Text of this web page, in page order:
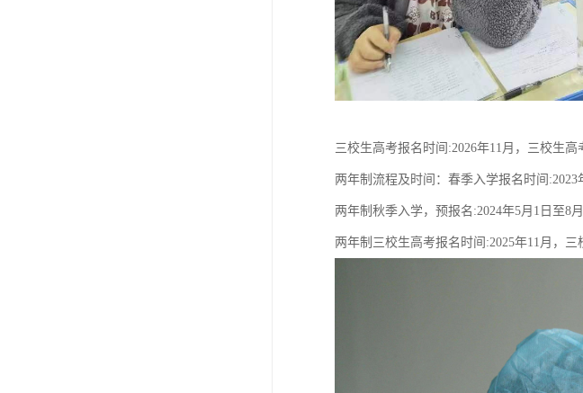
三校生高考报名时间:2026年11月，三校生高
两年制流程及时间：春季入学报名时间:2023
两年制秋季入学，预报名:2024年5月1日至8
两年制三校生高考报名时间:2025年11月，三